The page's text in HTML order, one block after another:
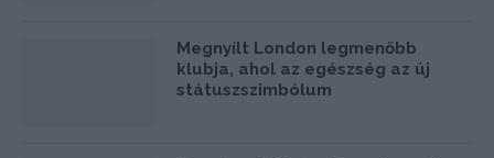
Megnyílt London legmenőbb
klubja, ahol az egészség az új
státuszszimbólum